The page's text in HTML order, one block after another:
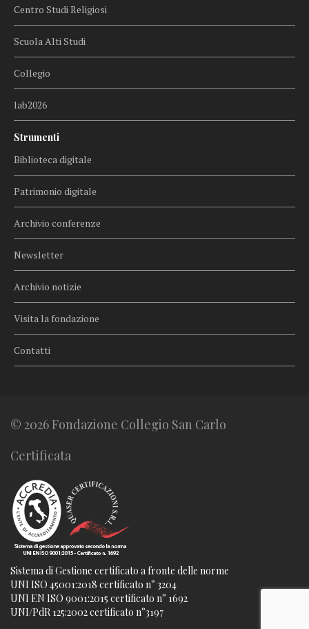
Centro Studi Religiosi
Scuola Alti Studi
Collegio
lab2026
Strumenti
Biblioteca digitale
Patrimonio digitale
Archivio conferenze
Newsletter
Archivio notizie
Visita la fondazione
Contatti
© 2026 Fondazione Collegio San Carlo
Certificata
Sistema di Gestione certificato a fronte delle norme
UNI ISO 45001:2018 certificato n° 3204
UNI EN ISO 9001:2015 certificato n° 1692
UNI/PdR 125:2002 certificato n°3197